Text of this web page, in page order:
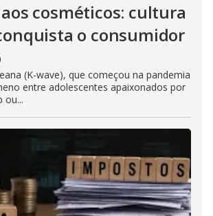
cosméticos: cultura
o consumidor
(K-wave), que começou na pandemia
entre adolescentes apaixonados por
ou...